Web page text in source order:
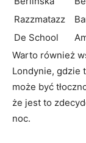
Razzmatazz
De School
Warto również
Londynie, gdzie
może być
że jest to
noc.